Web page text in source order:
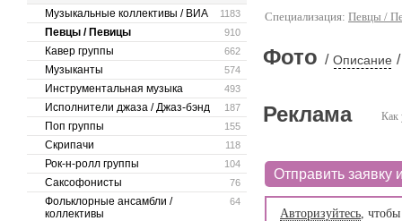
1183
Музыкальные коллективы / ВИА
910
Певцы / Певицы
662
Кавер группы
574
Музыканты
493
Инструментальная музыка
187
Исполнители джаза / Джаз-бэнд
155
Поп группы
118
Скрипачи
104
Рок-н-ролл группы
76
Саксофонисты
64
Фольклорные ансамбли /
коллективы
Специализация: Певцы /
Фото / Описание /
Как
Реклама
Отправить заявку
Авторизуйтесь,